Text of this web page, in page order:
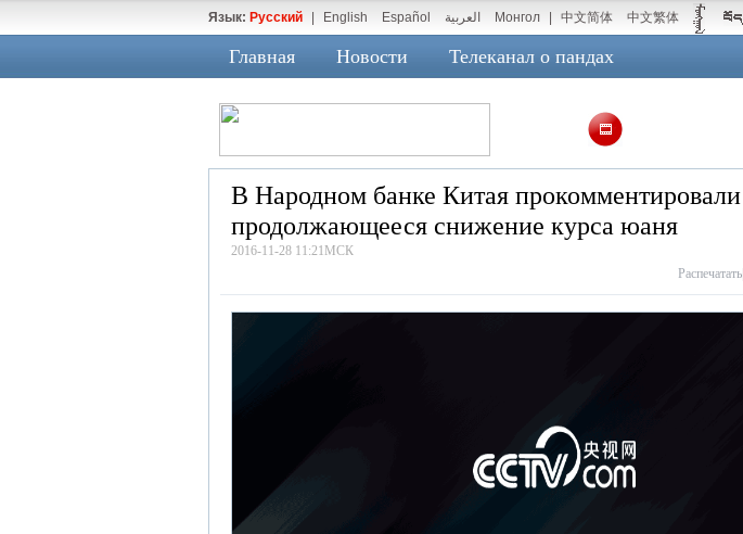
Язык: Русский English Español العربية Монгол 中文简体 中文繁体
Главная Новости Телеканал о пандах
В Народном банке Китая прокомментировали
продолжающееся снижение курса юаня
2016-11-28 11:21МСК
Распечатать